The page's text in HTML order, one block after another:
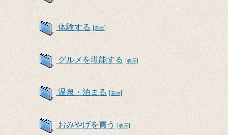
体験する [表示]
グルメを堪能する [表示]
温泉・泊まる [表示]
おみやげを買う [表示]